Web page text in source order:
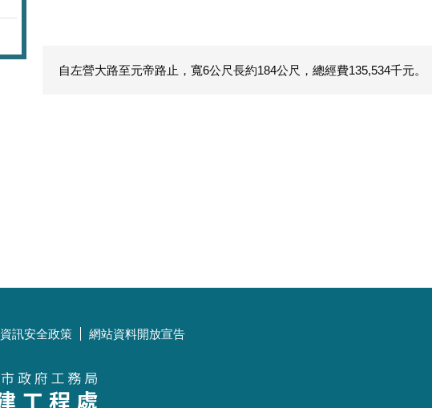
自左營大路至元帝路止，寬6公尺長約184公尺，總經費135,534千元。
資訊安全政策 網站資料開放宣告